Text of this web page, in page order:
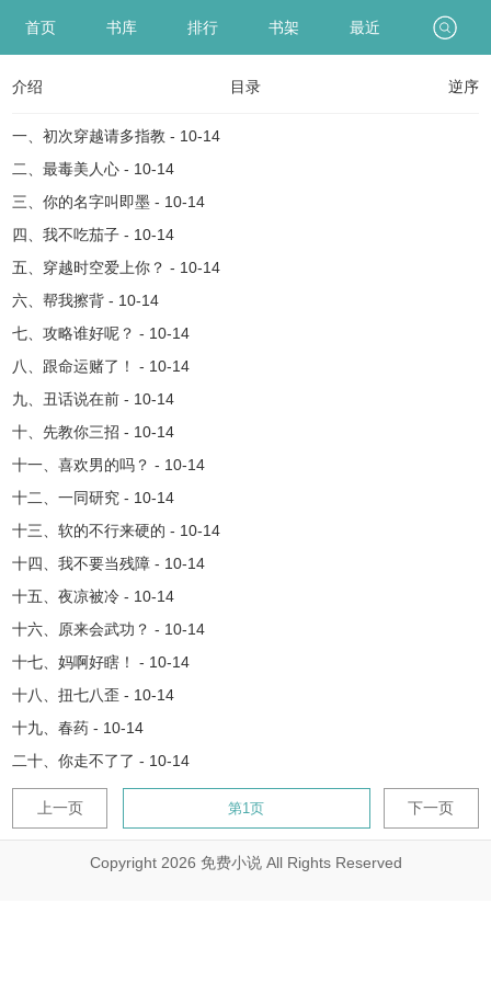
首页 书库 排行 书架 最近
介绍 目录 逆序
一、初次穿越请多指教 - 10-14
二、最毒美人心 - 10-14
三、你的名字叫即墨 - 10-14
四、我不吃茄子 - 10-14
五、穿越时空爱上你？ - 10-14
六、帮我擦背 - 10-14
七、攻略谁好呢？ - 10-14
八、跟命运赌了！ - 10-14
九、丑话说在前 - 10-14
十、先教你三招 - 10-14
十一、喜欢男的吗？ - 10-14
十二、一同研究 - 10-14
十三、软的不行来硬的 - 10-14
十四、我不要当残障 - 10-14
十五、夜凉被冷 - 10-14
十六、原来会武功？ - 10-14
十七、妈啊好瞎！ - 10-14
十八、扭七八歪 - 10-14
十九、春药 - 10-14
二十、你走不了了 - 10-14
上一页 下一页
Copyright 2026 免费小说 All Rights Reserved